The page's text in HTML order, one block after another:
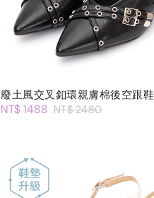
廢土風交叉釦環親膚棉後空跟鞋
NT$ 1488 NT$ 2480